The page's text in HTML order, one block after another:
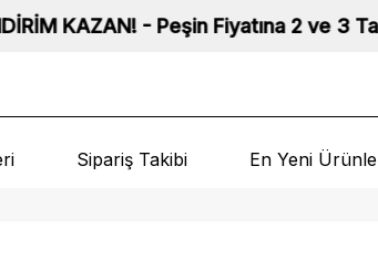
KAZAN! - Peşin Fiyatına 2 ve 3
Sipariş Takibi En Yeni